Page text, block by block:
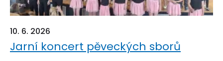
10. 6. 2026
Jarní koncert pěveckých sborů